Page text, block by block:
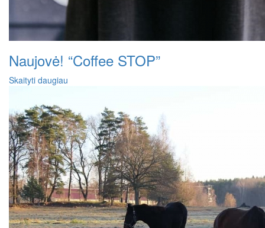
Naujovė! “Coffee STOP”
Skaityti daugiau